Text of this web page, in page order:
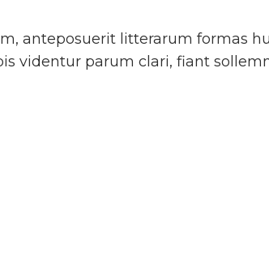
anteposuerit litterarum formas
videntur parum clari, fiant